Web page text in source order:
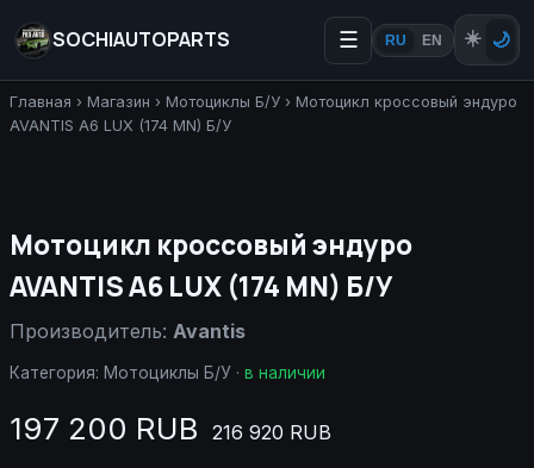
SOCHIAUTOPARTS ☰ RU EN ☀️ 🌙
Главная › Магазин › Мотоциклы Б/У › Мотоцикл кроссовый эндуро
AVANTIS A6 LUX (174 MN) Б/У
Мотоцикл кроссовый эндуро
AVANTIS A6 LUX (174 MN) Б/У
Производитель: Avantis
Категория: Мотоциклы Б/У · в наличии
197 200 RUB 216 920 RUB